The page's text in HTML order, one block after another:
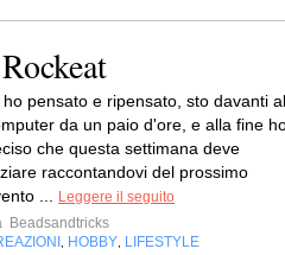
ho pensato e ripensato, sto davanti al
da un paio d'ore, e alla fine
che questa settimana deve
raccontandovi del prossimo
...
Leggere il seguito
Beadsandtricks
HOBBY LIFESTYLE